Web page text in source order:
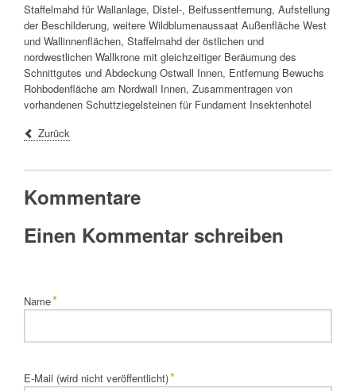
Staffelmahd für Wallanlage, Distel-, Beifussentfernung, Aufstellung
der Beschilderung, weitere Wildblumenaussaat Außenfläche West
und Wallinnenflächen, Staffelmahd der östlichen und
nordwestlichen Wallkrone mit gleichzeitiger Beräumung des
Schnittgutes und Abdeckung Ostwall Innen, Entfernung Bewuchs
Rohbodenfläche am Nordwall Innen, Zusammentragen von
vorhandenen Schuttziegelsteinen für Fundament Insektenhotel
Zurück
Kommentare
Einen Kommentar schreiben
Pflichtfeld
Name*
Pflichtfeld
E-Mail (wird nicht veröffentlicht)*